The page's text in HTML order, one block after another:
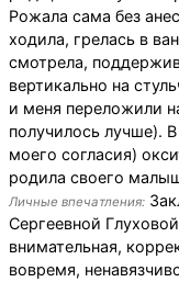
Рожала сама без
ходила, грелась в
смотрела,
вертикально на
и меня переложили
получилось лучше).
моего согласия)
родила своего
Личные впечатления:
Сергеевной
внимательная,
вовремя,